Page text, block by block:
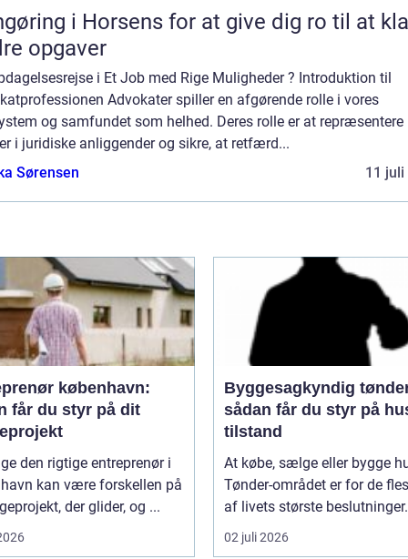
i Horsens for at give dig ro til at
opgaver
i Et Job med Rige Muligheder ? Introduktion til
Advokater spiller en afgørende rolle i vores
og samfundet som helhed. Deres rolle er at repræsentere
i juridiske anliggender og sikre, at retfærd...
Sørensen
11 juli
københavn:
får du styr på dit
den rigtige entreprenør i
kan være forskellen på
der glider, og ...
Byggesagkyndig
sådan får du styr på
tilstand
At købe, sælge eller bygge
Tønder-området er for de
af livets største
02 juli 2026